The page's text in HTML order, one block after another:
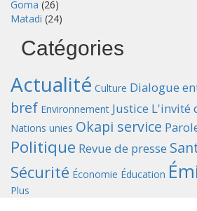
Goma (26)
Matadi (24)
Catégories
Actualité Culture Dialogue
bref Environnement Justice L'invité
Nations unies Okapi service
Politique Revue de presse
Sécurité Économie Éducation
Plus